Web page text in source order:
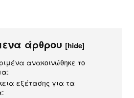
άρθρου [hide]
ανακοινώθηκε το
εξέτασης για τα